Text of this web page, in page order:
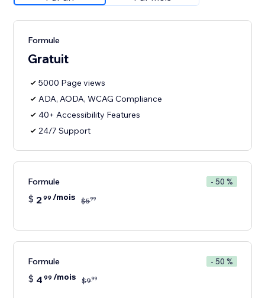
Formule
Gratuit
5000 Page views
ADA, AODA, WCAG Compliance
40+ Accessibility Features
24/7 Support
Formule - 50 %
$ 2 99 /mois $599
Formule - 50 %
$ 4 99 /mois $999